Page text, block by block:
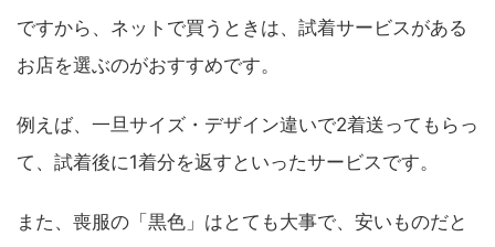
ですから、ネットで買うときは、試着サービスがある
お店を選ぶのがおすすめです。
例えば、一旦サイズ・デザイン違いで2着送ってもらっ
て、試着後に1着分を返すといったサービスです。
また、喪服の「黒色」はとても大事で、安いものだと